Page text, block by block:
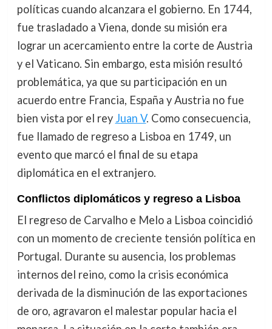
políticas cuando alcanzara el gobierno. En 1744,
fue trasladado a Viena, donde su misión era
lograr un acercamiento entre la corte de Austria
y el Vaticano. Sin embargo, esta misión resultó
problemática, ya que su participación en un
acuerdo entre Francia, España y Austria no fue
bien vista por el rey Juan V. Como consecuencia,
fue llamado de regreso a Lisboa en 1749, un
evento que marcó el final de su etapa
diplomática en el extranjero.
Conflictos diplomáticos y regreso a Lisboa
El regreso de Carvalho e Melo a Lisboa coincidió
con un momento de creciente tensión política en
Portugal. Durante su ausencia, los problemas
internos del reino, como la crisis económica
derivada de la disminución de las exportaciones
de oro, agravaron el malestar popular hacia el